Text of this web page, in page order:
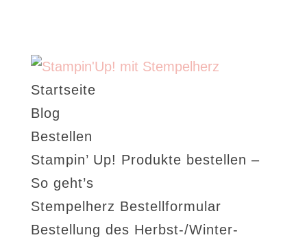
Startseite
Blog
Bestellen
Stampin’ Up! Produkte bestellen –
So geht’s
Stempelherz Bestellformular
Bestellung des Herbst-/Winter-